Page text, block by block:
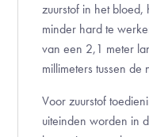
zuurstof in het
minder hard te
van een 2,1 meter
millimeters tussen de
Voor zuurstof
uiteinden worden in